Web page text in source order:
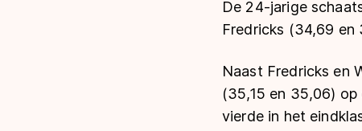
De 24-jarige
Fredricks (34,69 en
Naast Fredricks en
(35,15 en 35,06) op
vierde in het